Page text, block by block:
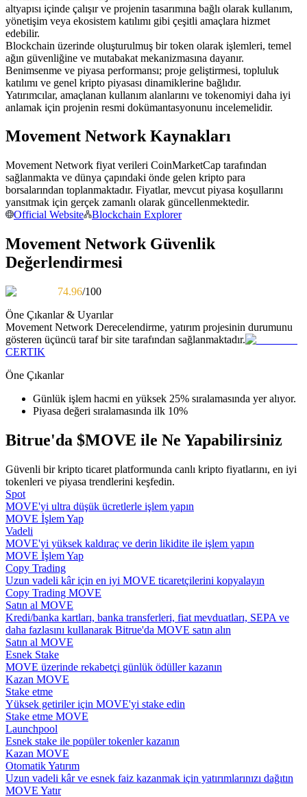
Kopya Tüccarı Olun
Kâr paylaşımı ve kopya ticaret komisyonlarının tadını çıkarın
Ticaret bilgileri vb. dahil olmak üzere büyük veri analizi.
Vadeli İşlemler Başlangıç Kılavuzu
Ticaret stratejileri
Nasıl kârlı kalabileceğinizi öğrenin
Kazan
altyapısı içinde çalışır ve projenin tasarımına bağlı olarak kullanım,
yönetişim veya ekosistem katılımı gibi çeşitli amaçlara hizmet
edebilir.
Blockchain üzerinde oluşturulmuş bir token olarak işlemleri, temel
ağın güvenliğine ve mutabakat mekanizmasına dayanır.
Benimsenme ve piyasa performansı; proje geliştirmesi, topluluk
katılımı ve genel kripto piyasası dinamiklerine bağlıdır.
Yatırımcılar, amaçlanan kullanım alanlarını ve tokenomiyi daha iyi
anlamak için projenin resmi dokümantasyonunu incelemelidir.
Movement Network Kaynakları
Movement Network fiyat verileri CoinMarketCap tarafından
sağlanmakta ve dünya çapındaki önde gelen kripto para
borsalarından toplanmaktadır. Fiyatlar, mevcut piyasa koşullarını
yansıtmak için gerçek zamanlı olarak güncellenmektedir.
Official Website
Blockchain Explorer
Movement Network Güvenlik
Değerlendirmesi
74.96/100
Öne Çıkanlar & Uyarılar
Movement Network Derecelendirme, yatırım projesinin durumunu
gösteren üçüncü taraf bir site tarafından sağlanmaktadır.
CERTIK
Öne Çıkanlar
Günlük işlem hacmi en yüksek 25% sıralamasında yer alıyor.
Piyasa değeri sıralamasında ilk 10%
Bitrue'da $MOVE ile Ne Yapabilirsiniz
Güvenli bir kripto ticaret platformunda canlı kripto fiyatlarını, en iyi
tokenleri ve piyasa trendlerini keşfedin.
Spot
MOVE'yi ultra düşük ücretlerle işlem yapın
MOVE İşlem Yap
Vadeli
MOVE'yi yüksek kaldıraç ve derin likidite ile işlem yapın
MOVE İşlem Yap
Copy Trading
Uzun vadeli kâr için en iyi MOVE ticaretçilerini kopyalayın
Copy Trading MOVE
Satın al MOVE
Kredi/banka kartları, banka transferleri, fiat mevduatları, SEPA ve
daha fazlasını kullanarak Bitrue'da MOVE satın alın
Satın al MOVE
Esnek Stake
MOVE üzerinde rekabetçi günlük ödüller kazanın
Kazan MOVE
Stake etme
Yüksek getiriler için MOVE'yi stake edin
Stake etme MOVE
Launchpool
Esnek stake ile popüler tokenler kazanın
Kazan MOVE
Otomatik Yatırım
Uzun vadeli kâr ve esnek faiz kazanmak için yatırımlarınızı dağıtın
MOVE Yatır